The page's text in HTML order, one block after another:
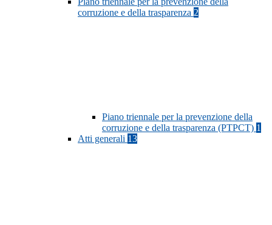
corruzione e della trasparenza 2
Piano triennale per la prevenzione della
corruzione e della trasparenza (PTPCT) 1
Atti generali 13